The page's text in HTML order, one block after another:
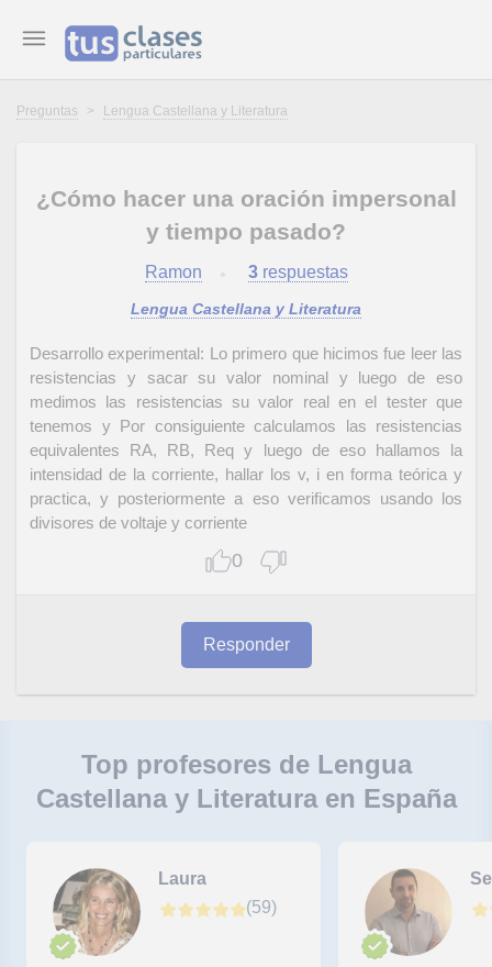
Preguntas > Lengua Castellana y Literatura
¿Cómo hacer una oración impersonal
y tiempo pasado?
Ramon 3respuestas
Lengua Castellana y Literatura
Desarrollo experimental: Lo primero que hicimos fue leer las
resistencias y sacar su valor nominal y luego de eso
medimos las resistencias su valor real en el tester que
tenemos y Por consiguiente calculamos las resistencias
equivalentes RA, RB, Req y luego de eso hallamos la
intensidad de la corriente, hallar los v, i en forma teórica y
practica, y posteriormente a eso verificamos usando los
divisores de voltaje y corriente
0
Responder
Top profesores de Lengua
Castellana y Literatura en España
Laura
(59)